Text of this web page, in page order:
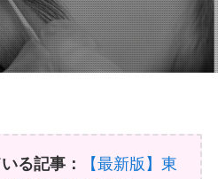
る記事：
【最新版】東